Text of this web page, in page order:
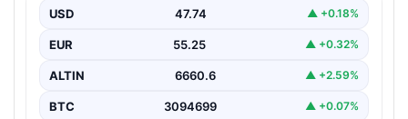
oluşturması büyük bir hassasiyet barındırmaktadır.
Güncel olarak…
USD 47.74 ▲ +0.18%
EUR 55.25 ▲ +0.32%
ALTIN 6660.6 ▲ +2.59%
BTC 3094699 ▲ +0.07%